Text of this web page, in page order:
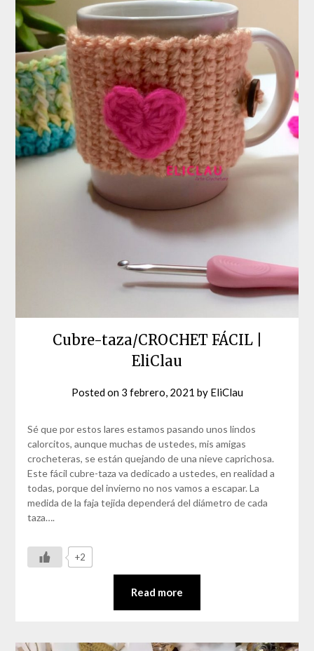
Cubre-taza/CROCHET FÁCIL |
EliClau
Posted on 3 febrero, 2021 by EliClau
Sé que por estos lares estamos pasando unos lindos
calorcitos, aunque muchas de ustedes, mis amigas
crocheteras, se están quejando de una nieve caprichosa.
Este fácil cubre-taza va dedicado a ustedes, en realidad a
todas, porque del invierno no nos vamos a escapar. La
medida de la faja tejida dependerá del diámetro de cada
taza….
+2
Read more